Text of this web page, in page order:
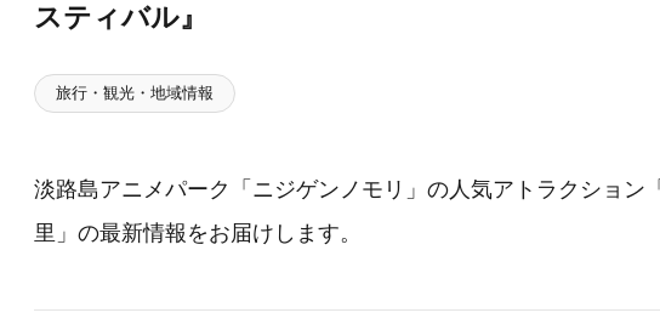
スティバル』
旅行・観光・地域情報
淡路島アニメパーク「ニジゲンノモリ」の人気アトラクション
里」の最新情報をお届けします。